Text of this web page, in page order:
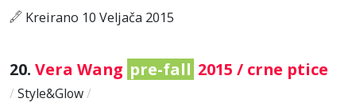
Kreirano 10 Veljača 2015
20. Vera Wang pre-fall 2015 / crne ptice
/ Style&Glow/